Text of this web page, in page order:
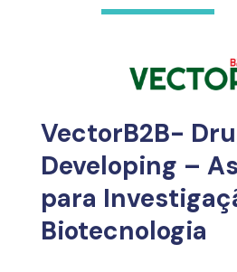
VectorB2B-
Developing –
para
Biotecnologia